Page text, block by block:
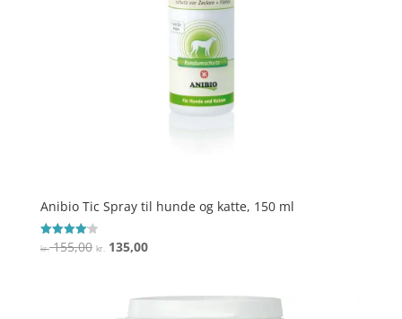
Anibio Tic Spray til hunde og katte, 150 ml
Vurderet
4.1
kr.155,00 Den
kr.135,00Den